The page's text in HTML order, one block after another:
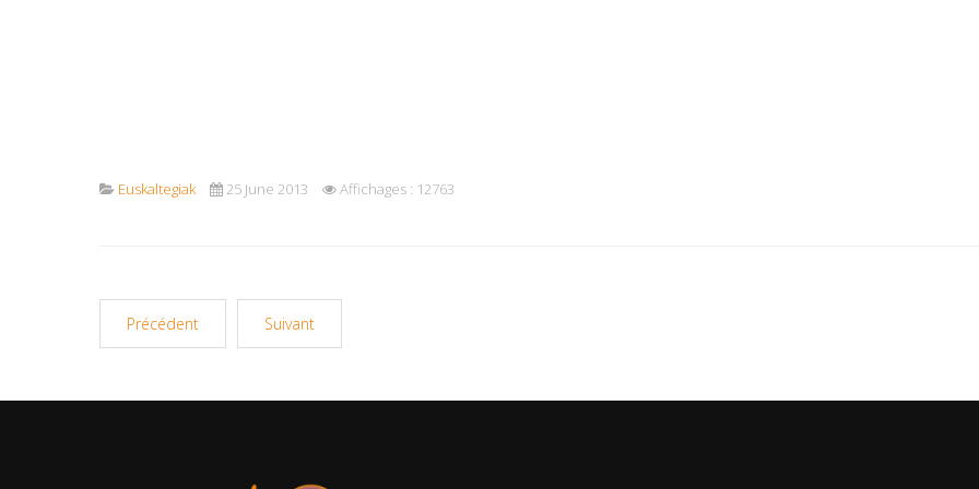
Euskaltegiak 25 June 2013 Affichages : 12763
Précédent Suivant